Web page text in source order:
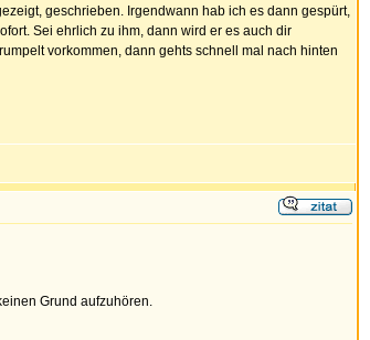
geschrieben. Irgendwann hab ich es dann gespürt,
Sei ehrlich zu ihm, dann wird er es auch dir
vorkommen, dann gehts schnell mal nach hinten
Grund aufzuhören.